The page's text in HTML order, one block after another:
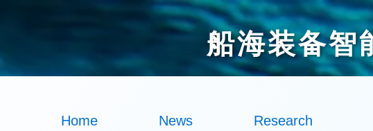
船海装备智
Home News Research